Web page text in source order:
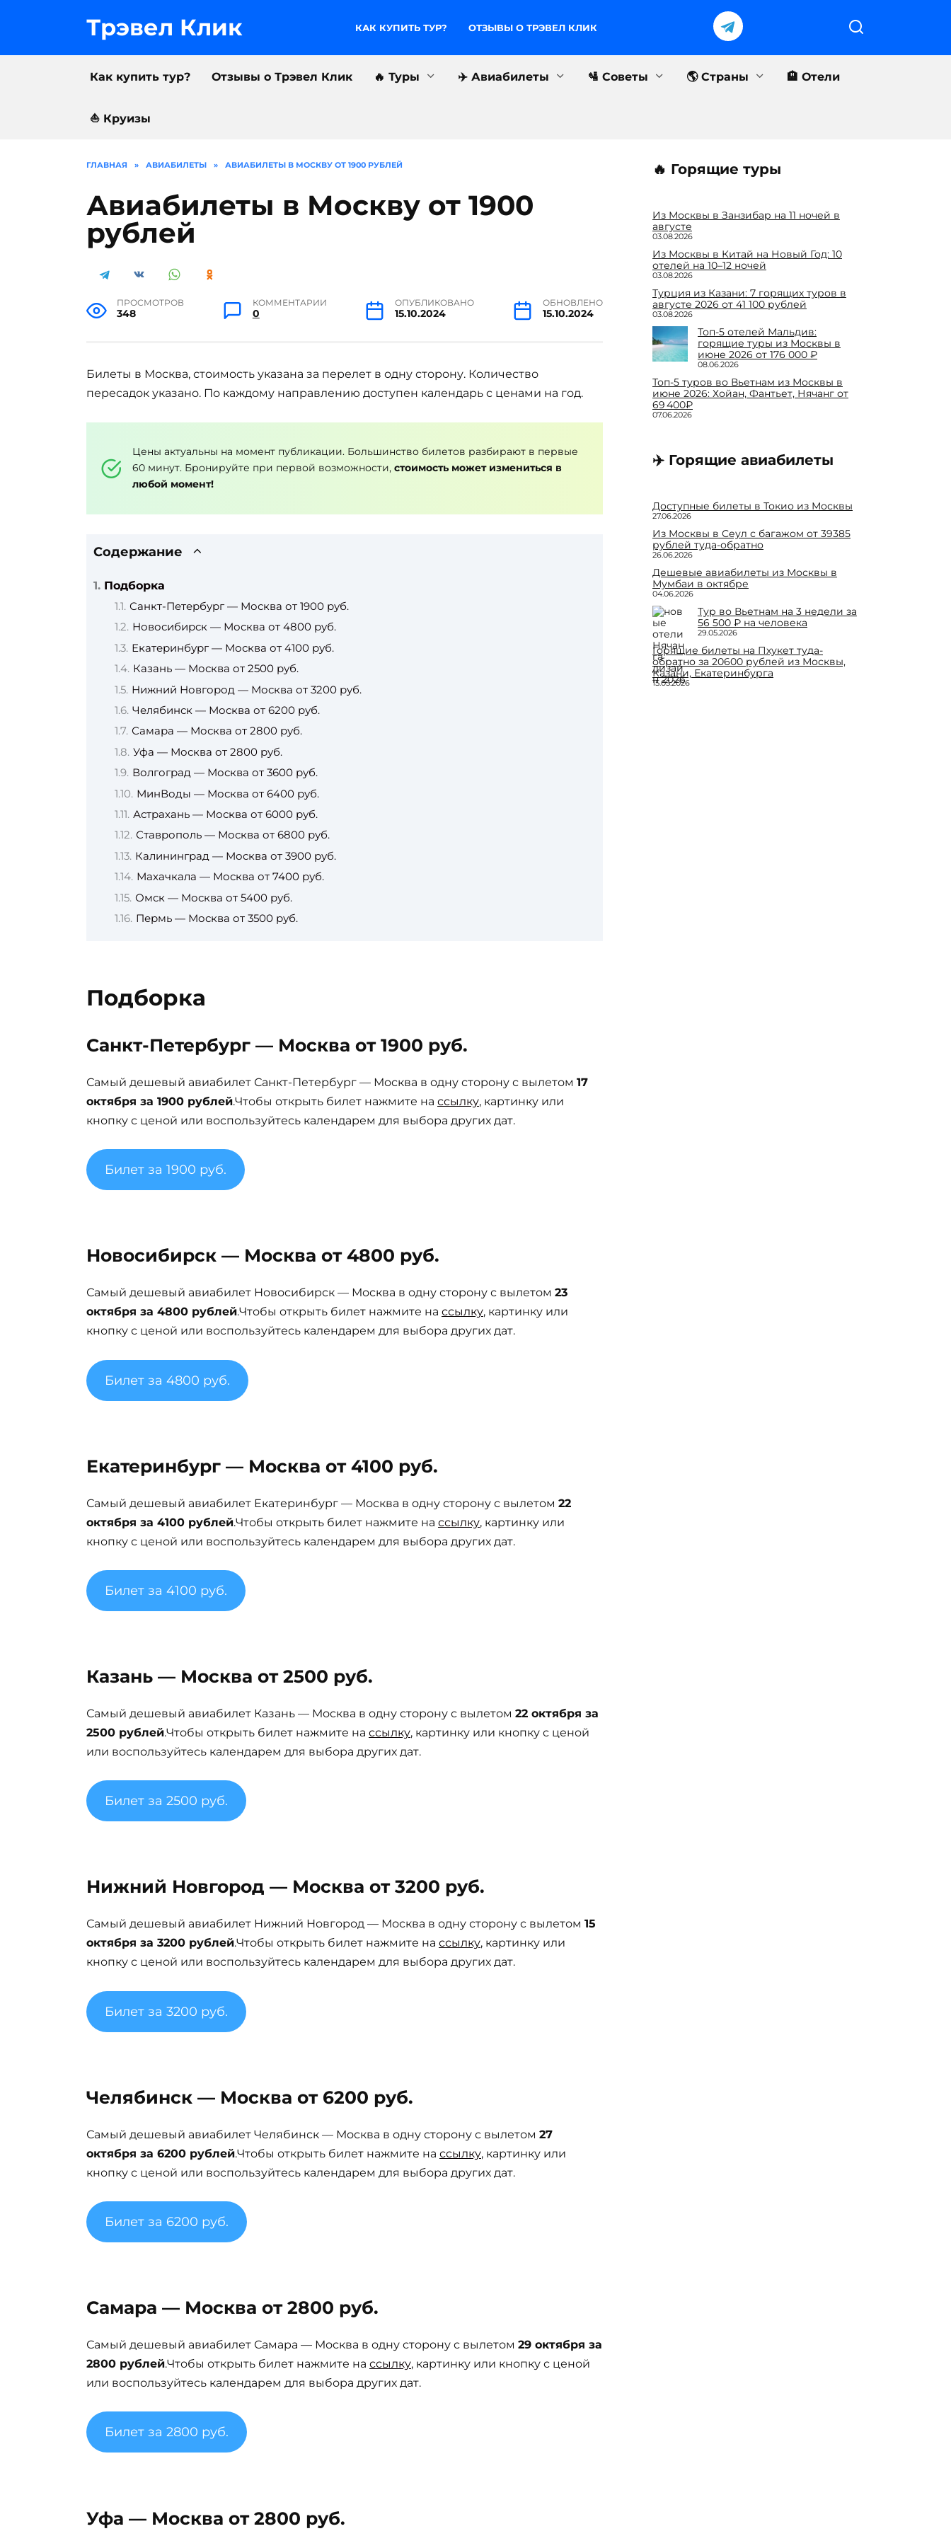
Трэвел Клик КАК КУПИТЬ ТУР? ОТЗЫВЫ О ТРЭВЕЛ КЛИК
Как купить тур? Отзывы о Трэвел Клик 🔥 Туры ✈️ Авиабилеты 🛂 Советы 🌎 Страны 🏨 Отели
⛵️ Круизы
ГЛАВНАЯ » АВИАБИЛЕТЫ » АВИАБИЛЕТЫ В МОСКВУ ОТ 1900 РУБЛЕЙ
Авиабилеты в Москву от 1900
рублей
ПРОСМОТРОВ
348
КОММЕНТАРИИ
0
ОПУБЛИКОВАНО
15.10.2024
ОБНОВЛЕНО
15.10.2024
Билеты в Москва, стоимость указана за перелет в одну сторону. Количество
пересадок указано. По каждому направлению доступен календарь с ценами на год.
Цены актуальны на момент публикации. Большинство билетов разбирают в первые
60 минут. Бронируйте при первой возможности, стоимость может измениться в
любой момент!
Содержание
Подборка
Санкт-Петербург — Москва от 1900 руб.
Новосибирск — Москва от 4800 руб.
Екатеринбург — Москва от 4100 руб.
Казань — Москва от 2500 руб.
Нижний Новгород — Москва от 3200 руб.
Челябинск — Москва от 6200 руб.
Самара — Москва от 2800 руб.
Уфа — Москва от 2800 руб.
Волгоград — Москва от 3600 руб.
МинВоды — Москва от 6400 руб.
Астрахань — Москва от 6000 руб.
Ставрополь — Москва от 6800 руб.
Калининград — Москва от 3900 руб.
Махачкала — Москва от 7400 руб.
Омск — Москва от 5400 руб.
Пермь — Москва от 3500 руб.
Подборка
Санкт-Петербург — Москва от 1900 руб.
Самый дешевый авиабилет Санкт-Петербург — Москва в одну сторону с вылетом 17
октября за 1900 рублей.Чтобы открыть билет нажмите на ссылку, картинку или
кнопку с ценой или воспользуйтесь календарем для выбора других дат.
Билет за 1900 руб.
Новосибирск — Москва от 4800 руб.
Самый дешевый авиабилет Новосибирск — Москва в одну сторону с вылетом 23
октября за 4800 рублей.Чтобы открыть билет нажмите на ссылку, картинку или
кнопку с ценой или воспользуйтесь календарем для выбора других дат.
Билет за 4800 руб.
Екатеринбург — Москва от 4100 руб.
Самый дешевый авиабилет Екатеринбург — Москва в одну сторону с вылетом 22
октября за 4100 рублей.Чтобы открыть билет нажмите на ссылку, картинку или
кнопку с ценой или воспользуйтесь календарем для выбора других дат.
Билет за 4100 руб.
Казань — Москва от 2500 руб.
Самый дешевый авиабилет Казань — Москва в одну сторону с вылетом 22 октября за
2500 рублей.Чтобы открыть билет нажмите на ссылку, картинку или кнопку с ценой
или воспользуйтесь календарем для выбора других дат.
Билет за 2500 руб.
Нижний Новгород — Москва от 3200 руб.
Самый дешевый авиабилет Нижний Новгород — Москва в одну сторону с вылетом 15
октября за 3200 рублей.Чтобы открыть билет нажмите на ссылку, картинку или
кнопку с ценой или воспользуйтесь календарем для выбора других дат.
Билет за 3200 руб.
Челябинск — Москва от 6200 руб.
Самый дешевый авиабилет Челябинск — Москва в одну сторону с вылетом 27
октября за 6200 рублей.Чтобы открыть билет нажмите на ссылку, картинку или
кнопку с ценой или воспользуйтесь календарем для выбора других дат.
Билет за 6200 руб.
Самара — Москва от 2800 руб.
Самый дешевый авиабилет Самара — Москва в одну сторону с вылетом 29 октября за
2800 рублей.Чтобы открыть билет нажмите на ссылку, картинку или кнопку с ценой
или воспользуйтесь календарем для выбора других дат.
Билет за 2800 руб.
Уфа — Москва от 2800 руб.
🔥 Горящие туры
Из Москвы в Занзибар на 11 ночей в
августе
03.08.2026
Из Москвы в Китай на Новый Год: 10
отелей на 10–12 ночей
03.08.2026
Турция из Казани: 7 горящих туров в
августе 2026 от 41 100 рублей
03.08.2026
Топ-5 отелей Мальдив:
горящие туры из Москвы в
июне 2026 от 176 000 ₽
08.06.2026
Топ-5 туров во Вьетнам из Москвы в
июне 2026: Хойан, Фантьет, Нячанг от
69 400₽
07.06.2026
✈️ Горящие авиабилеты
Доступные билеты в Токио из Москвы
27.06.2026
Из Москвы в Сеул с багажом от 39385
рублей туда-обратно
26.06.2026
Дешевые авиабилеты из Москвы в
Мумбаи в октябре
04.06.2026
Тур во Вьетнам на 3 недели за
56 500 ₽ на человека
29.05.2026
Горящие билеты на Пхукет туда-
обратно за 20600 рублей из Москвы,
Казани, Екатеринбурга
15.05.2026